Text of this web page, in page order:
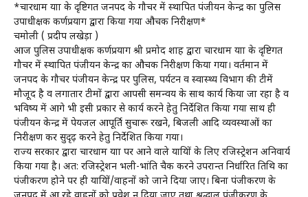
*चारधाम यात्रा के दृष्टिगत जनपद के गौचर में स्थापित पंजीयन केन्द्र का पुलिस
उपाधीक्षक कर्णप्रयाग द्वारा किया गया औचक निरीक्षण*
चमोली ( प्रदीप लखेड़ा )
आज पुलिस उपाधीक्षक कर्णप्रयाग श्री प्रमोद शाह द्वारा चारधाम यात्रा के दृष्टिगत
गौचर में स्थापित पंजीयन केन्द्र का औचक निरीक्षण किया गया। वर्तमान में
जनपद के गौचर पंजीयन केन्द्र पर पुलिस, पर्यटन व स्वास्थ्य विभाग की टीमें
मौजूद है व लगातार टीमों द्वारा आपसी समन्वय के साथ कार्य किया जा रहा है व
भविष्य में आगे भी इसी प्रकार से कार्य करने हेतु निर्देशित किया गया साथ ही
पंजीयन केन्द्र में पेयजल आपूर्ति सुचारू रखने, बिजली आदि व्यवस्थाओं का
निरीक्षण कर सुदृढ़ करने हेतु निर्देशित किया गया।
राज्य सरकार द्वारा चारधाम यात्रा पर आने वाले यात्रियों के लिए रजिस्ट्रेशन अनिवार्य
किया गया है। अत: रजिस्ट्रेशन भली-भांति चैक करने उपरान्त निर्धारित तिथि का
पंजीकरण होने पर ही यात्रियों/वाहनों को जाने दिया जाए। बिना पंजीकरण के